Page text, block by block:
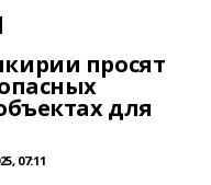
просят
для
07:11